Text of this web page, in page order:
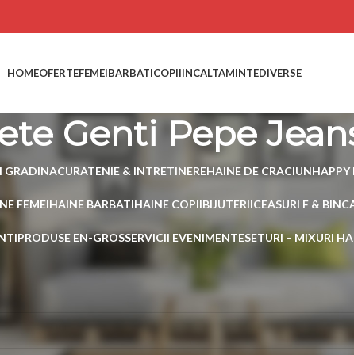
HOMEOFERTEFEMEIBARBATICOPIIINCALTAMINTEDIVERSE
Genti Pepe
GRADINACURATENIE & INTRETINEREHAINE DE CRACIUNHAPPY
FEMEIHAINE BARBATIHAINE COPIIBIJUTERIICEASURI F & B
PRODUSE EN-GROSSERVICII EVENIMENTESETURI – MIXURI